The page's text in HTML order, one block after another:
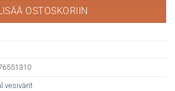
OSTOSKORIIN
vesivärit